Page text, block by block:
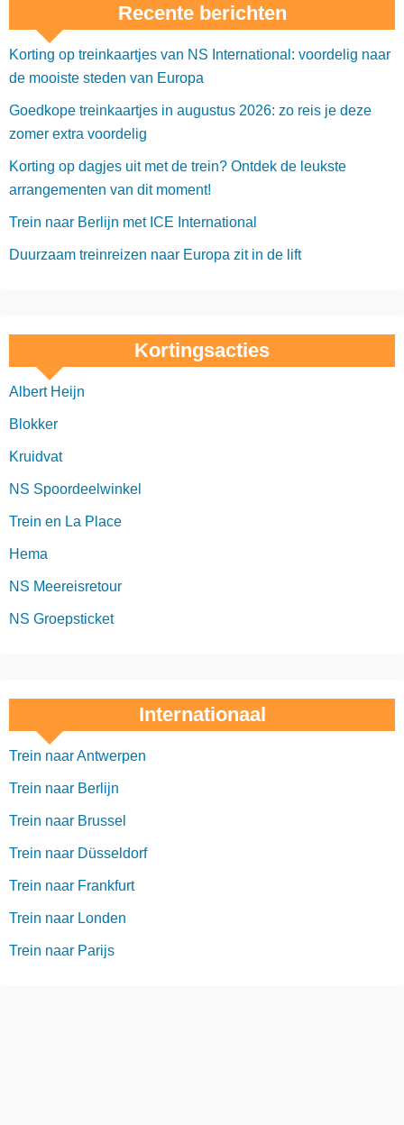
Recente berichten
Korting op treinkaartjes van NS International: voordelig naar
de mooiste steden van Europa
Goedkope treinkaartjes in augustus 2026: zo reis je deze
zomer extra voordelig
Korting op dagjes uit met de trein? Ontdek de leukste
arrangementen van dit moment!
Trein naar Berlijn met ICE International
Duurzaam treinreizen naar Europa zit in de lift
Kortingsacties
Albert Heijn
Blokker
Kruidvat
NS Spoordeelwinkel
Trein en La Place
Hema
NS Meereisretour
NS Groepsticket
Internationaal
Trein naar Antwerpen
Trein naar Berlijn
Trein naar Brussel
Trein naar Düsseldorf
Trein naar Frankfurt
Trein naar Londen
Trein naar Parijs